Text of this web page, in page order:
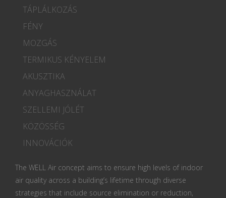
TÁPLÁLKOZÁS
FÉNY
MOZGÁS
TERMIKUS KÉNYELEM
AKUSZTIKA
ANYAGHASZNÁLAT
SZELLEMI JÓLÉT
KÖZÖSSÉG
INNOVÁCIÓK
The WELL Air concept aims to ensure high levels of indoor
air quality across a building’s lifetime through diverse
strategies that include source elimination or reduction,